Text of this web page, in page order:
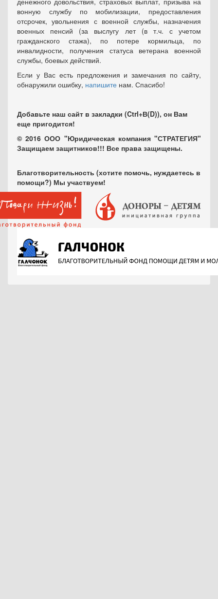
вонную службу по мобилизации, предоставления
отсрочек, увольнения с военной службы, назначения
военных пенсий (за выслугу лет (в т.ч. с учетом
гражданского стажа), по потере кормильца, по
инвалидности, получения статуса ветерана военной
службы, боевых действий.
Если у Вас есть предложения и замечания по сайту,
обнаружили ошибку, напишите нам. Спасибо!
Добавьте наш сайт в закладки (Ctrl+В(D)), он Вам
еще пригодится!
© 2016 ООО "Юридическая компания "СТРАТЕГИЯ"
Защищаем защитников!!! Все права защищены.
Благотворительность (хотите помочь, нуждаетесь в
помощи?) Мы участвуем!